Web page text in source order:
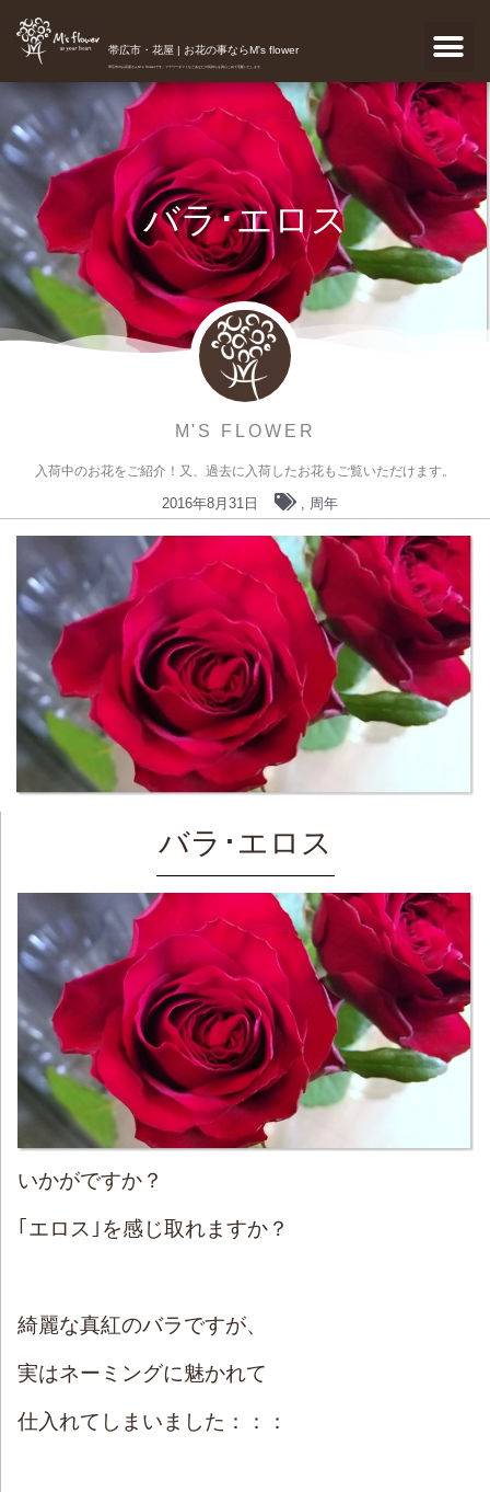
帯広市・花屋 | お花の事ならM's flower
帯広市のお花屋さんM's flowerです。フラワーギフトなどあなたの気持ちを真心こめて宅配いたします。
バラ･エロス
M'S FLOWER
入荷中のお花をご紹介！又、過去に入荷したお花もご覧いただけます。
2016年8月31日 , 周年
バラ･エロス
いかがですか？
｢エロス｣を感じ取れますか？
綺麗な真紅のバラですが、
実はネーミングに魅かれて
仕入れてしまいました：：：